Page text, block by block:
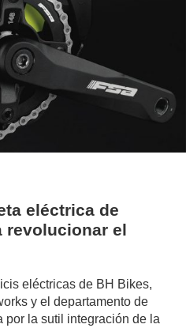
eléctrica de
revolucionar el
eléctricas de BH Bikes,
y el departamento de
por la sutil integración de la